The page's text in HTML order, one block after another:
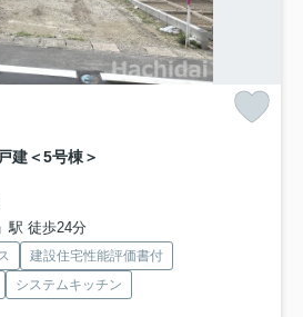
建＜5号棟＞
駅 徒歩24分
建設住宅性能評価書付
システムキッチン